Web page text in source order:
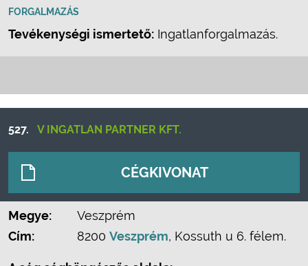
FORGALMAZÁS
Tevékenységi ismertető: Ingatlanforgalmazás.
527. V INGATLAN PARTNER KFT.
CÉGKIVONAT
Megye:
Veszprém
Cím:
8200 Veszprém, Kossuth u 6. félem.